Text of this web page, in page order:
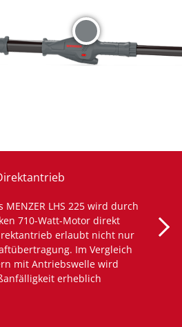
LHS 225 wird durch
710-Watt-Motor direkt
erlaubt nicht nur
Im Vergleich
mit Antriebswelle wird
erheblich